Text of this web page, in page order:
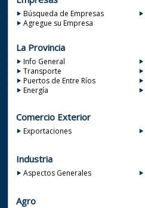
Búsqueda de Empresas
Agregue su Empresa
La Provincia
Info General
Transporte
Puertos de Entre Ríos
Energía
Comercio Exterior
Exportaciones
Industria
Aspectos Generales
Agro